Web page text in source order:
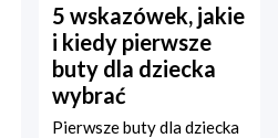
5 wskazówek, jakie
i kiedy pierwsze
buty dla dziecka
wybrać
Pierwsze buty dla dziecka